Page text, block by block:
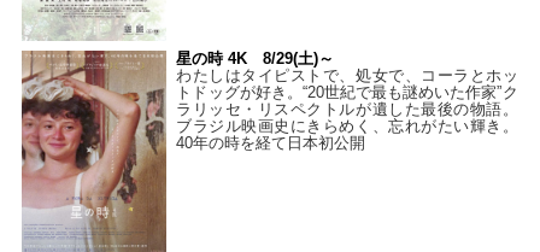
星の時 4K 8/29(土)～
わたしはタイピストで、処⼥で、コーラとホッ
トドッグが好き。“20世紀で最も謎めいた作家”ク
ラリッセ・リスペクトルが遺した最後の物語。
ブラジル映画史にきらめく、忘れがたい輝き。
40年の時を経て⽇本初公開